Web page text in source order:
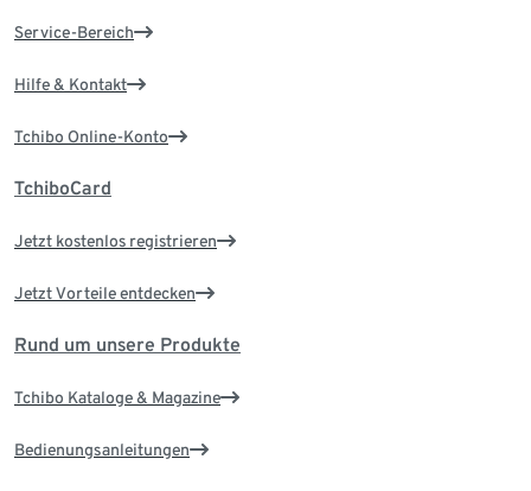
Service-Bereich
Hilfe & Kontakt
Tchibo Online-Konto
TchiboCard
Jetzt kostenlos registrieren
Jetzt Vorteile entdecken
Rund um unsere Produkte
Tchibo Kataloge & Magazine
Bedienungsanleitungen